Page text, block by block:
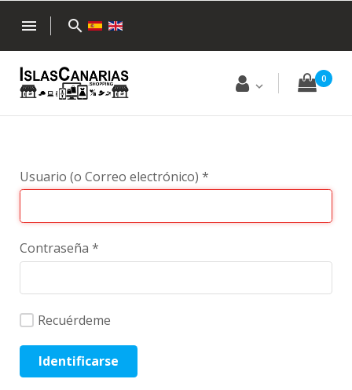
menu search
0
Usuario (o Correo electrónico) *
Contraseña *
Recuérdeme
Identificarse